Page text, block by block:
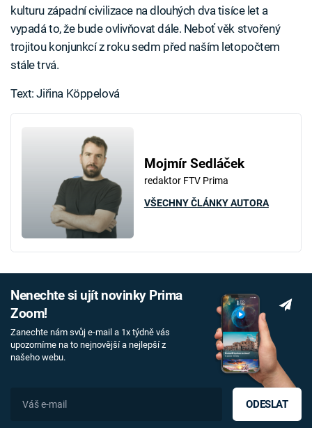
kulturu západní civilizace na dlouhých dva tisíce let a
vypadá to, že bude ovlivňovat dále. Neboť věk stvořený
trojitou konjunkcí z roku sedm před naším letopočtem
stále trvá.
Text: Jiřina Köppelová
Mojmír Sedláček
redaktor FTV Prima
VŠECHNY ČLÁNKY AUTORA
Nenechte si ujít novinky Prima
Zoom!
Zanechte nám svůj e-mail a 1x týdně vás
upozorníme na to nejnovější a nejlepší z
našeho webu.
ODESLAT